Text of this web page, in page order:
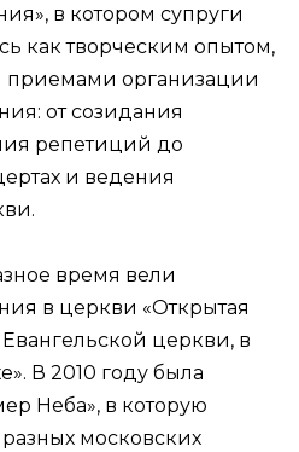
в котором супруги
как творческим опытом,
приемами организации
от созидания
репетиций до
и ведения
время вели
в церкви «Открытая
церкви, в
В 2010 году была
Неба», в которую
московских